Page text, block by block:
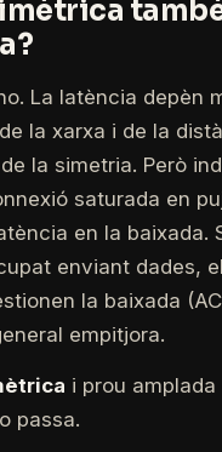
La latència depèn
la xarxa i de la
la simetria. Però
saturada en
en la baixada.
enviant dades,
la baixada
empitjora.
i prou
passa.